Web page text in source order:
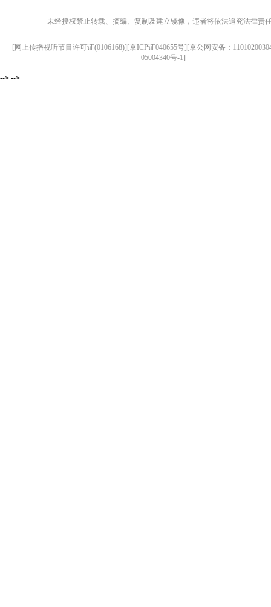
未经授权禁止转载、摘编、复制及建立镜像，违者将依法追究法律责
[网上传播视听节目许可证(0106168)][京ICP证040655号][京公网安备：
05004340号-1]
--> -->